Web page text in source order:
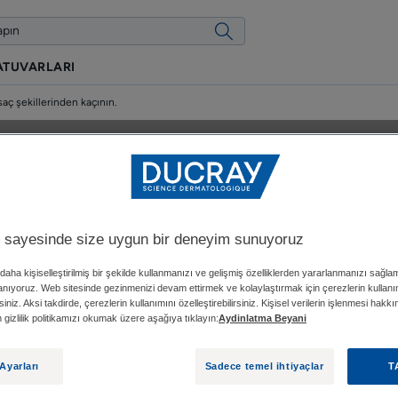
şekillerinden kaçının.
sıkı bir şekilde
çeken diğer saç
kaçının.
DUCRAY tıbbi uzmanlarımız.
sayesinde size uygun bir deneyim sunuyoruz
kişiselleştirilmiş bir şekilde kullanmanızı ve gelişmiş özelliklerden yararlanmanızı
Web sitesinde gezinmenizi devam ettirmek ve kolaylaştırmak için çerezlerin
Aksi takdirde, çerezlerin kullanımını özelleştirebilirsiniz. Kişisel verilerin işlenmesi
gizlilik politikamızı okumak üzere aşağıya tıklayın:Aydinlatma Beyani
Sadece temel ihtiyaçlar